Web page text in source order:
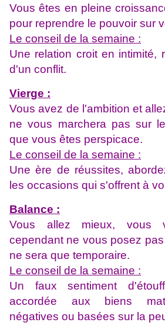
Vous êtes en pleine
pour reprendre le pouvoir sur
Le conseil de la semaine :
Une relation croit en intimité,
d'un conflit.
Vierge :
Vous avez de l'ambition et
ne vous marchera pas sur
que vous êtes perspicace.
Le conseil de la semaine :
Une ère de réussites,
les occasions qui s'offrent à
Balance :
Vous allez mieux, vous
cependant ne vous posez
ne sera que temporaire.
Le conseil de la semaine :
Un faux sentiment
accordée aux biens
négatives ou basées sur la